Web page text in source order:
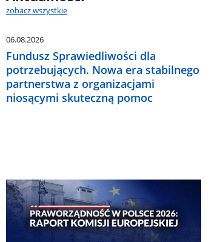
zobacz wszystkie
06.08.2026
Fundusz Sprawiedliwości dla
potrzebujących. Nowa era stabilnego
partnerstwa z organizacjami
niosącymi skuteczną pomoc